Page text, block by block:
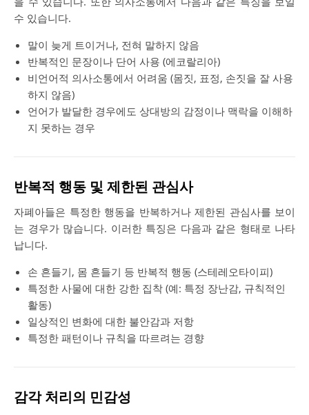
수 있습니다.
말이 늦게 트이거나, 전혀 말하지 않음
반복적인 문장이나 단어 사용 (에코랄리아)
비언어적 의사소통에서 어려움 (몸짓, 표정, 손짓을 잘 사용
하지 않음)
언어가 발달한 경우에도 상대방의 감정이나 맥락을 이해하
지 못하는 경우
반복적 행동 및 제한된 관심사
자폐아들은 특정한 행동을 반복하거나 제한된 관심사를 보이
는 경우가 많습니다. 이러한 특징은 다음과 같은 형태로 나타
납니다.
손 흔들기, 몸 흔들기 등 반복적 행동 (스테레오타이피)
특정한 사물에 대한 강한 집착 (예: 특정 장난감, 규칙적인
활동)
일상적인 변화에 대한 불안감과 저항
특정한 패턴이나 규칙을 따르려는 경향
감각 처리의 민감성